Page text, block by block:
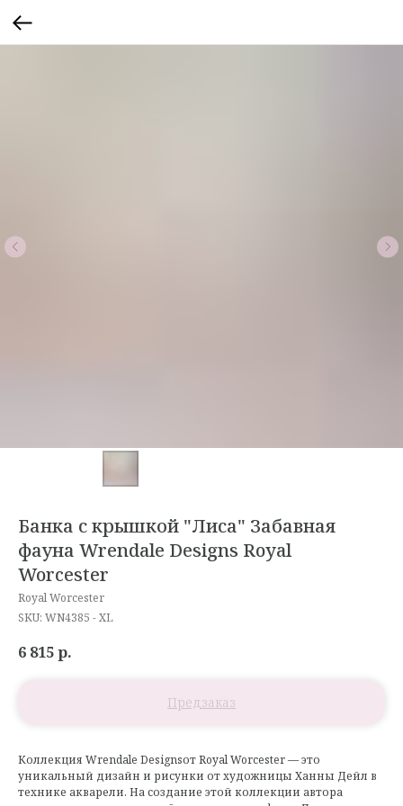
Банка с крышкой "Лиса" Забавная
фауна Wrendale Designs Royal
Worcester
Royal Worcester
SKU: WN4385 - XL
6 815р.
Коллекция Wrendale Designsот Royal Worcester — это
уникальный дизайн и рисунки от художницы Ханны Дейл в
технике акварели. На создание этой коллекции автора